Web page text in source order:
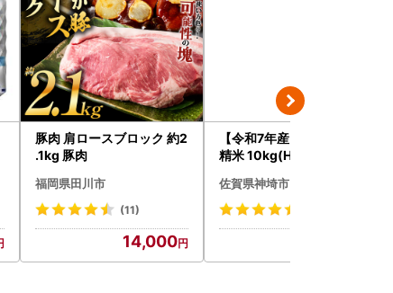
豚肉 肩ロースブロック 約2
.1kg 豚肉
福岡県田川市
(11)
14,000
【令和7年産】さがびより
精米 10kg(H015224)
佐賀県神埼市